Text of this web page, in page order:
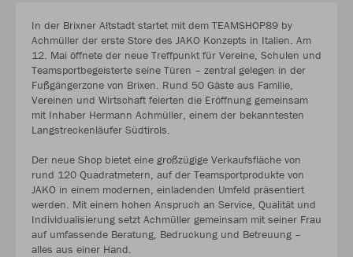
In der Brixner Altstadt startet mit dem TEAMSHOP89 by
Achmüller der erste Store des JAKO Konzepts in Italien. Am
12. Mai öffnete der neue Treffpunkt für Vereine, Schulen und
Teamsportbegeisterte seine Türen – zentral gelegen in der
Fußgängerzone von Brixen. Rund 50 Gäste aus Familie,
Vereinen und Wirtschaft feierten die Eröffnung gemeinsam
mit Inhaber Hermann Achmüller, einem der bekanntesten
Langstreckenläufer Südtirols.
Der neue Shop bietet eine großzügige Verkaufsfläche von
rund 120 Quadratmetern, auf der Teamsportprodukte von
JAKO in einem modernen, einladenden Umfeld präsentiert
werden. Mit einem hohen Anspruch an Service, Qualität und
Individualisierung setzt Achmüller gemeinsam mit seiner Frau
auf umfassende Beratung, Bedruckung und Betreuung –
alles aus einer Hand.